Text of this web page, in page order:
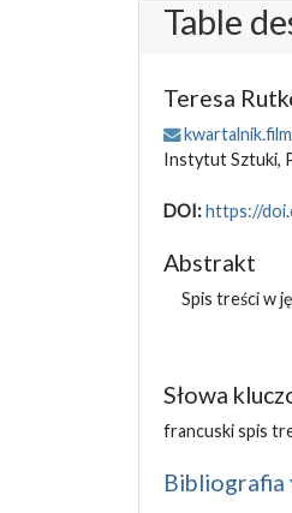
Table
Teresa
Instytut Sztuki,
DOI:https://
Abstrakt
Spis treści w
Słowa
francuski spis
Bibliografia